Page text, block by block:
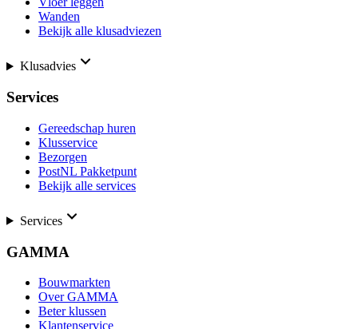
Wanden
Bekijk alle klusadviezen
Klusadvies
Services
Gereedschap huren
Klusservice
Bezorgen
PostNL Pakketpunt
Bekijk alle services
Services
GAMMA
Bouwmarkten
Over GAMMA
Beter klussen
Klantenservice